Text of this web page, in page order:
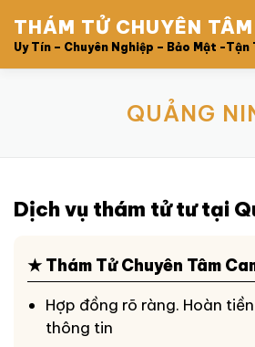
content
THÁM TỬ CHUYÊN TÂM
Uy Tín – Chuyên Nghiệp – Bảo Mật -Tận
GIỚI THIỆU
QUẢNG
Dịch vụ thám tử tư tại
★ Thám Tử Chuyên Tâm
Hợp đồng rõ ràng. Hoàn
thông tin